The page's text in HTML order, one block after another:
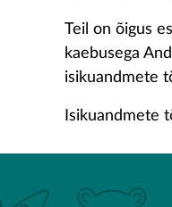
Teil on õigus
kaebusega
isikuandmete
Isikuandmete